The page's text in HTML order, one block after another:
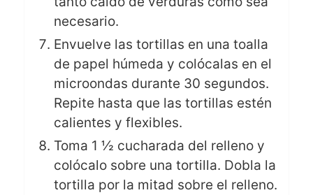
necesario.
Envuelve las tortillas en una toalla
de papel húmeda y colócalas en el
microondas durante 30 segundos.
Repite hasta que las tortillas estén
calientes y flexibles.
Toma 1 ½ cucharada del relleno y
colócalo sobre una tortilla. Dobla la
tortilla por la mitad sobre el relleno.